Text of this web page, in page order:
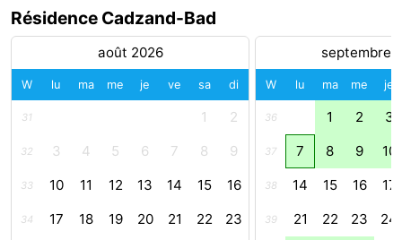
phoques
et
manger
Événements
Pratiques
Forum
Route
Stationnement
Résidence Cadzand-Bad
août 2026
W lu ma me je ve sa di
31 1 2
32 3 4 5 6 7 8 9
33 10 11 12 13 14 15 16
34 17 18 19 20 21 22 23
septembre
W lu ma me je
36 1 2 3
37 7 8 9 10
38 14 15 16 17
39 21 22 23 24